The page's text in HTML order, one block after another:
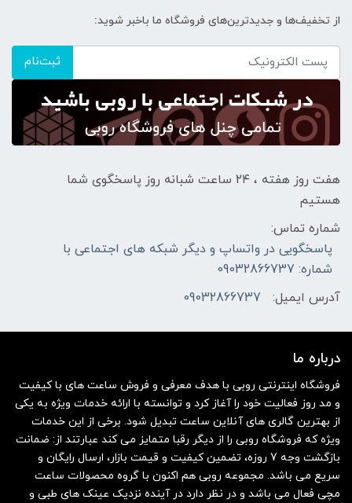
از تخفیف‌ها و جدیدترین‌های فروشگاه ما باخبر شوید:
ثبت‌نام
هفت روز هفته ، ۲۴ ساعت شبانه‌ روز پاسخگوی شما
هستیم
شماره تماس:
پاسخگویی در واتساپ و دیگر شبکه های اجتماعی با
شماره: 09032866737
آدرس ایمیل:
09032866737
درباره ما
فروشگاه اینترنتی روبی با هدف معرفی و فروش ساعت های با کیفیت
و مد روز فعالیت خود را آغاز کرد و توانسته با ارائه خدمات ویژه به یکی
از بهترین گالری های آنلاین ساعت تبدیل شود. برخی از این خدمات
ویژه که فروشگاه روبی را از دیگر رقبا متمایز می کند عبارتند از: ضمانت
بازگشت وجه 7 روزه، تضمین کیفیت و قیمت بازار، ارسال رایگان و
سریع می باشد. مجموعه روبی هم اکنون با گروه محصولات ساعت
مچی فعال می باشد و در نظر دارد در آینده نزدیک عینک های طبی و